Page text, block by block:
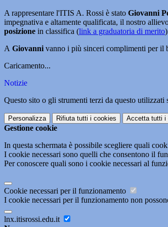
A rappresentare l'ITIS A. Rossi è stato Giovanni
impegnativa e altamente qualificata, il nostro
posizione in classifica (link a graduatoria di merito
A Giovanni vanno i più sinceri complimenti per il
Caricamento...
Notizie
Questo sito o gli strumenti terzi da questo
Personalizza Rifiuta tutti i cookies Accetta tutti i
Gestione cookie
In questa schermata è possibile scegliere quali
I cookie necessari sono quelli che consentono il
Per conoscere quali sono i cookie necessari al
Cookie necessari per il funzionamento
I cookie necessari per il funzionamento non
lnx.itisrossi.edu.it